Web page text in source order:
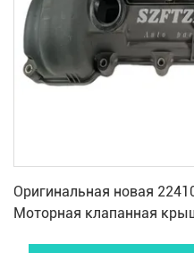
Оригинальная новая
Моторная клапанная